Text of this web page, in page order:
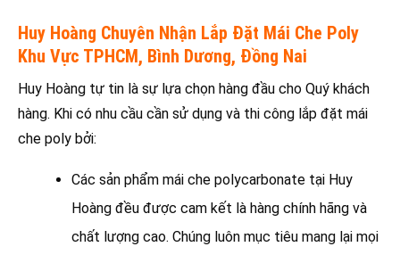
Huy Hoàng Chuyên Nhận Lắp Đặt Mái Che Poly
Khu Vực TPHCM, Bình Dương, Đồng Nai
Huy Hoàng tự tin là sự lựa chọn hàng đầu cho Quý khách
hàng. Khi có nhu cầu cần sử dụng và thi công lắp đặt mái
che poly bởi:
Các sản phẩm mái che polycarbonate tại Huy
Hoàng đều được cam kết là hàng chính hãng và
chất lượng cao. Chúng luôn mục tiêu mang lại mọi